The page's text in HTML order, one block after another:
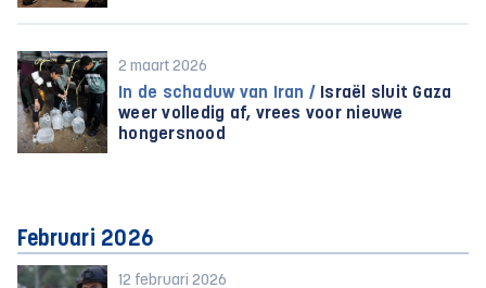
2 maart 2026
In de schaduw van Iran / Israël sluit Gaza
weer volledig af, vrees voor nieuwe
hongersnood
Februari 2026
12 februari 2026